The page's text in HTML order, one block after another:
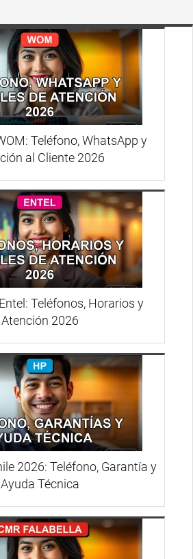
Teléfono, WhatsApp y
al Cliente 2026
Teléfonos, Horarios y
Atención 2026
2026: Teléfono, Garantía y
Ayuda Técnica